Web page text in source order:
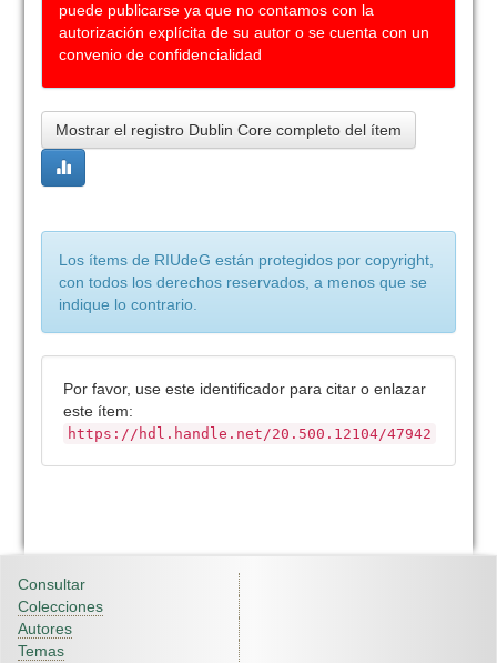
puede publicarse ya que no contamos con la
autorización explícita de su autor o se cuenta con un
convenio de confidencialidad
Mostrar el registro Dublin Core completo del ítem
Los ítems de RIUdeG están protegidos por copyright,
con todos los derechos reservados, a menos que se
indique lo contrario.
Por favor, use este identificador para citar o enlazar
este ítem:
https://hdl.handle.net/20.500.12104/47942
Consultar
Colecciones
Autores
Temas